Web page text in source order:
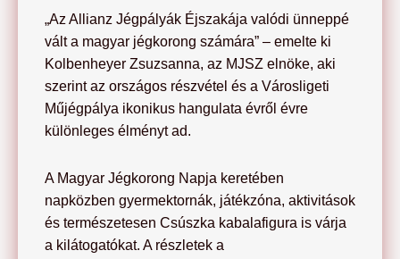
„Az Allianz Jégpályák Éjszakája valódi ünneppé
vált a magyar jégkorong számára” – emelte ki
Kolbenheyer Zsuzsanna, az MJSZ elnöke, aki
szerint az országos részvétel és a Városligeti
Műjégpálya ikonikus hangulata évről évre
különleges élményt ad.
A Magyar Jégkorong Napja keretében
napközben gyermektornák, játékzóna, aktivitások
és természetesen Csúszka kabalafigura is várja
a kilátogatókat. A részletek a